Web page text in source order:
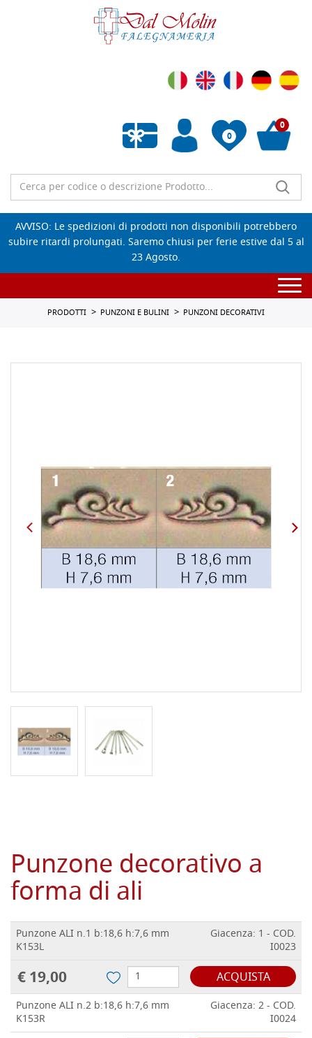
0
Wishlist vuota
0
AVVISO: Le spedizioni di prodotti non disponibili potrebbero
subire ritardi prolungati. Saremo chiusi per ferie estive dal 5 al
23 Agosto.
PRODOTTI PUNZONI E BULINI PUNZONI DECORATIVI
Punzone decorativo a
forma di ali
Punzone ALI n.1 b:18,6 h:7,6 mm
K153L
Giacenza: 1 - COD.
I0023
€ 19,00 ACQUISTA
Punzone ALI n.2 b:18,6 h:7,6 mm
K153R
Giacenza: 2 - COD.
I0024